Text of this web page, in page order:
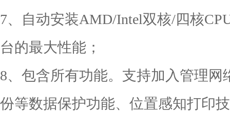
7、自动安装AMD/Intel双核/四核
台的最大性能；
8、包含所有功能。支持加入管理网
份等数据保护功能、位置感知打印